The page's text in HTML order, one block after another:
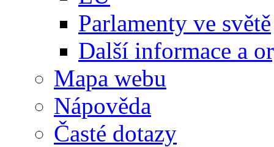
Parlamenty ve světě
Další informace a
Mapa webu
Nápověda
Časté dotazy